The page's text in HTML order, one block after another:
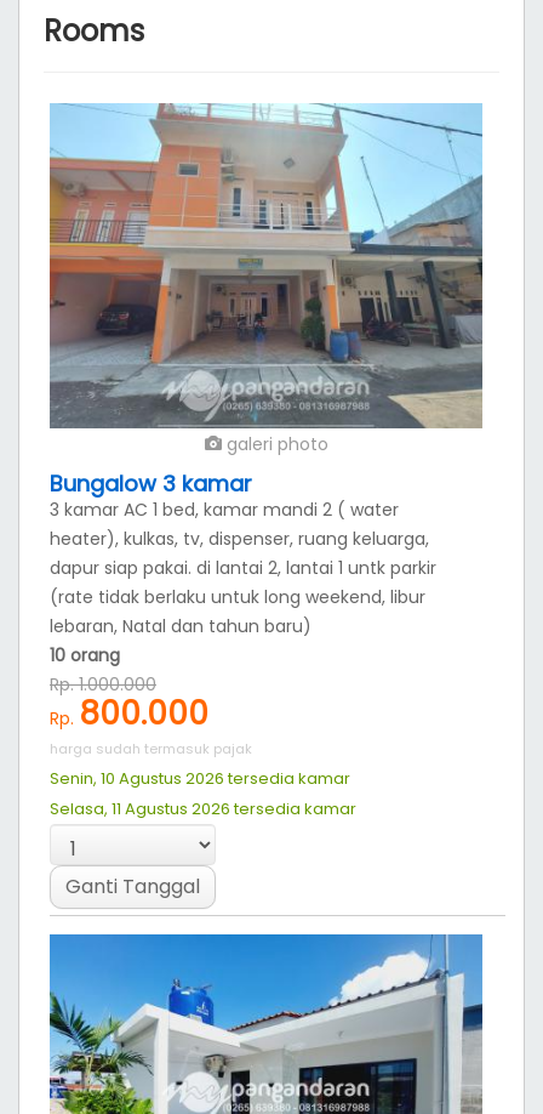
Kamar
About Pondok Mia
pangandaran
Akses yang berada di pusat kota tidak jauh dari Jalur
Pantai Barat , objek wisata berenang dan belanja
pilihan. Dengan konsep yang ekonomis, sehingga
cocok untuk Backpaker yang ingin berlibur di
pangandaran. Akses yang berada di pusat kota tidak
jauh dari Jalur Pantai Barat , objek wisata berenang
dan belanja oleh-oleh, menjadikan tempat ini layak di
jadikan pilihan. Dengan konsep yang ekonomis,
sehingga cocok untuk Backpaker yang ingin berlibur
di pangandaran.
Rooms